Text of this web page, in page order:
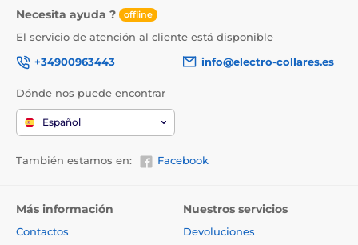
Necesita ayuda ? offline
El servicio de atención al cliente está disponible
+34900963443
info@electro-collares.es
Dónde nos puede encontrar
Español
También estamos en: Facebook
Más información
Contactos
Nuestros servicios
Devoluciones